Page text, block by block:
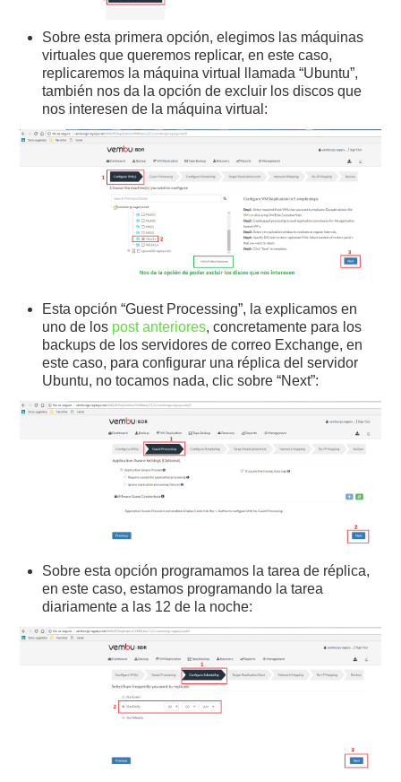
Sobre esta primera opción, elegimos las máquinas
virtuales que queremos replicar, en este caso,
replicaremos la máquina virtual llamada “Ubuntu”,
también nos da la opción de excluir los discos que
nos interesen de la máquina virtual:
Esta opción “Guest Processing”, la explicamos en
uno de los post anteriores, concretamente para los
backups de los servidores de correo Exchange, en
este caso, para configurar una réplica del servidor
Ubuntu, no tocamos nada, clic sobre “Next”:
Sobre esta opción programamos la tarea de réplica,
en este caso, estamos programando la tarea
diariamente a las 12 de la noche: